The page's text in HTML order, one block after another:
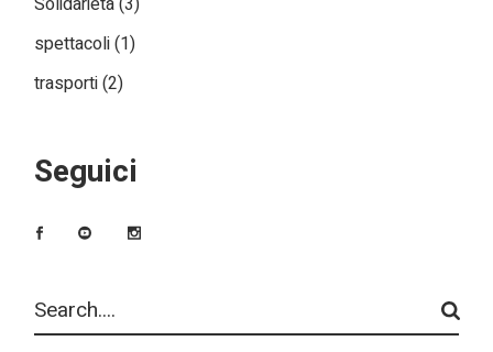
spettacoli(1)
trasporti(2)
Seguici